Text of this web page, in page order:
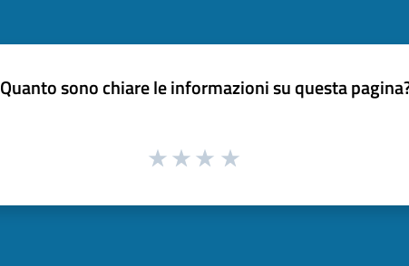
Quanto sono chiare le informazioni su questa